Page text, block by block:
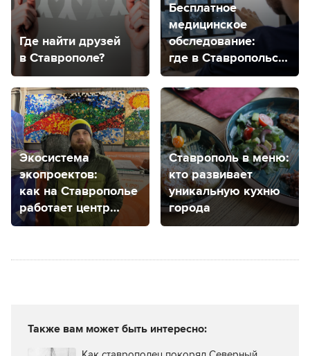
Где найти друзей
в Ставрополе?
Бесплатное
медицинское
обследование:
где в Ставропольском
крае находятся
центры здоровья
для детей
и взрослых?
Экосистема
экопроектов:
как на Ставрополье
работает центр
распределения
Р Центр»
Ставрополь в меню:
кто развивает
уникальную кухню
города
Также вам может быть интересно: